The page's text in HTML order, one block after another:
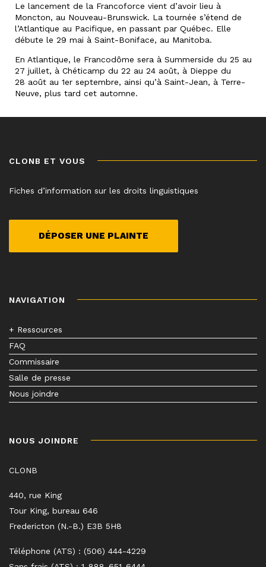
Le lancement de la Francoforce vient d’avoir lieu à
Moncton, au Nouveau-Brunswick. La tournée s’étend de
l’Atlantique au Pacifique, en passant par Québec. Elle
débute le 29 mai à Saint-Boniface, au Manitoba.
En Atlantique, le Francodôme sera à Summerside du 25 au
27 juillet, à Chéticamp du 22 au 24 août, à Dieppe du
28 août au 1er septembre, ainsi qu’à Saint-Jean, à Terre-
Neuve, plus tard cet automne.
CLONB ET VOUS
Fiches d’information sur les droits linguistiques
DÉPOSER UNE PLAINTE
NAVIGATION
+ Ressources
FAQ
Commissaire
Salle de presse
Nous joindre
NOUS JOINDRE
CLONB
440, rue King
Tour King, bureau 646
Fredericton (N.-B.) E3B 5H8
Téléphone (ATS) : (506) 444-4229